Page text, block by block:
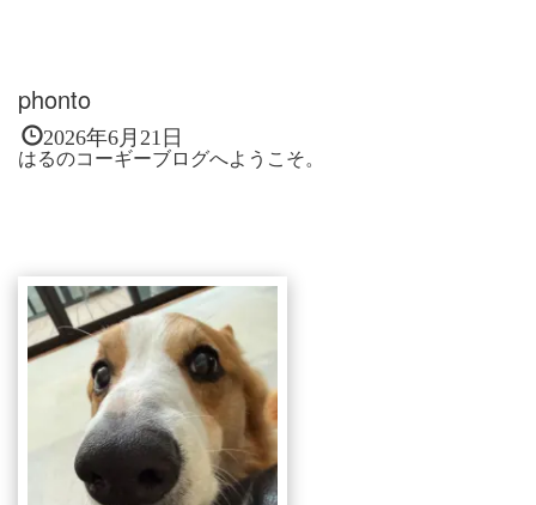
phonto
2026年6月21日
はるのコーギーブログへようこそ。